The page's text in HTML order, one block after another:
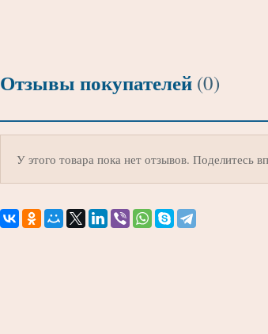
Отзывы покупателей (0)
У этого товара пока нет отзывов. Поделитесь